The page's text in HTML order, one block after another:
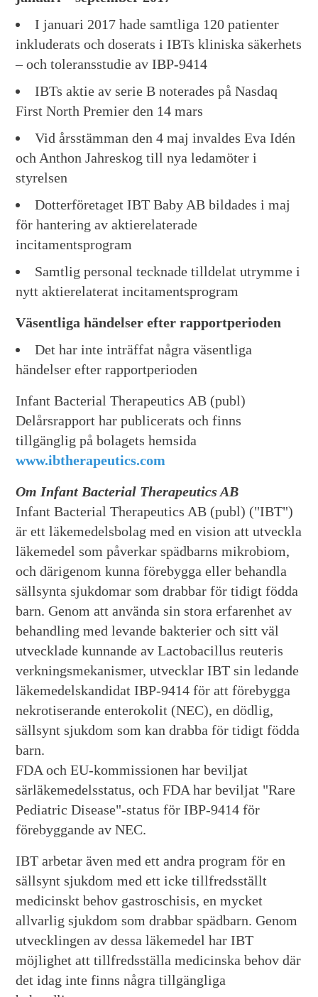
I januari 2017 hade samtliga 120 patienter
inkluderats och doserats i IBTs kliniska säkerhets
– och toleransstudie av IBP-9414
IBTs aktie av serie B noterades på Nasdaq
First North Premier den 14 mars
Vid årsstämman den 4 maj invaldes Eva Idén
och Anthon Jahreskog till nya ledamöter i
styrelsen
Dotterföretaget IBT Baby AB bildades i maj
för hantering av aktierelaterade
incitamentsprogram
Samtlig personal tecknade tilldelat utrymme i
nytt aktierelaterat incitamentsprogram
Väsentliga händelser efter rapportperioden
Det har inte inträffat några väsentliga
händelser efter rapportperioden
Infant Bacterial Therapeutics AB (publ)
Delårsrapport har publicerats och finns
tillgänglig på bolagets hemsida
www.ibtherapeutics.com
Om Infant Bacterial Therapeutics AB
Infant Bacterial Therapeutics AB (publ) ("IBT")
är ett läkemedelsbolag med en vision att utveckla
läkemedel som påverkar spädbarns mikrobiom,
och därigenom kunna förebygga eller behandla
sällsynta sjukdomar som drabbar för tidigt födda
barn. Genom att använda sin stora erfarenhet av
behandling med levande bakterier och sitt väl
utvecklade kunnande av Lactobacillus reuteris
verkningsmekanismer, utvecklar IBT sin ledande
läkemedelskandidat IBP-9414 för att förebygga
nekrotiserande enterokolit (NEC), en dödlig,
sällsynt sjukdom som kan drabba för tidigt födda
barn.
FDA och EU-kommissionen har beviljat
särläkemedelsstatus, och FDA har beviljat "Rare
Pediatric Disease"-status för IBP-9414 för
förebyggande av NEC.
IBT arbetar även med ett andra program för en
sällsynt sjukdom med ett icke tillfredsställt
medicinskt behov gastroschisis, en mycket
allvarlig sjukdom som drabbar spädbarn. Genom
utvecklingen av dessa läkemedel har IBT
möjlighet att tillfredsställa medicinska behov där
det idag inte finns några tillgängliga